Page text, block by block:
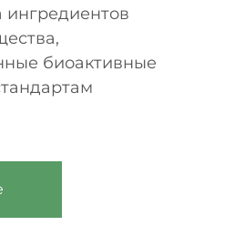
биоактивные